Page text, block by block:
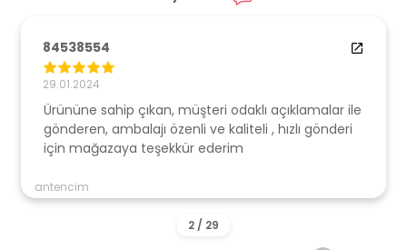
84538554
29.01.2024
Ürününe sahip çıkan, müşteri odaklı açıklamalar ile
gönderen, ambalajı özenli ve kaliteli , hızlı gönderi
için mağazaya teşekkür ederim
antencim